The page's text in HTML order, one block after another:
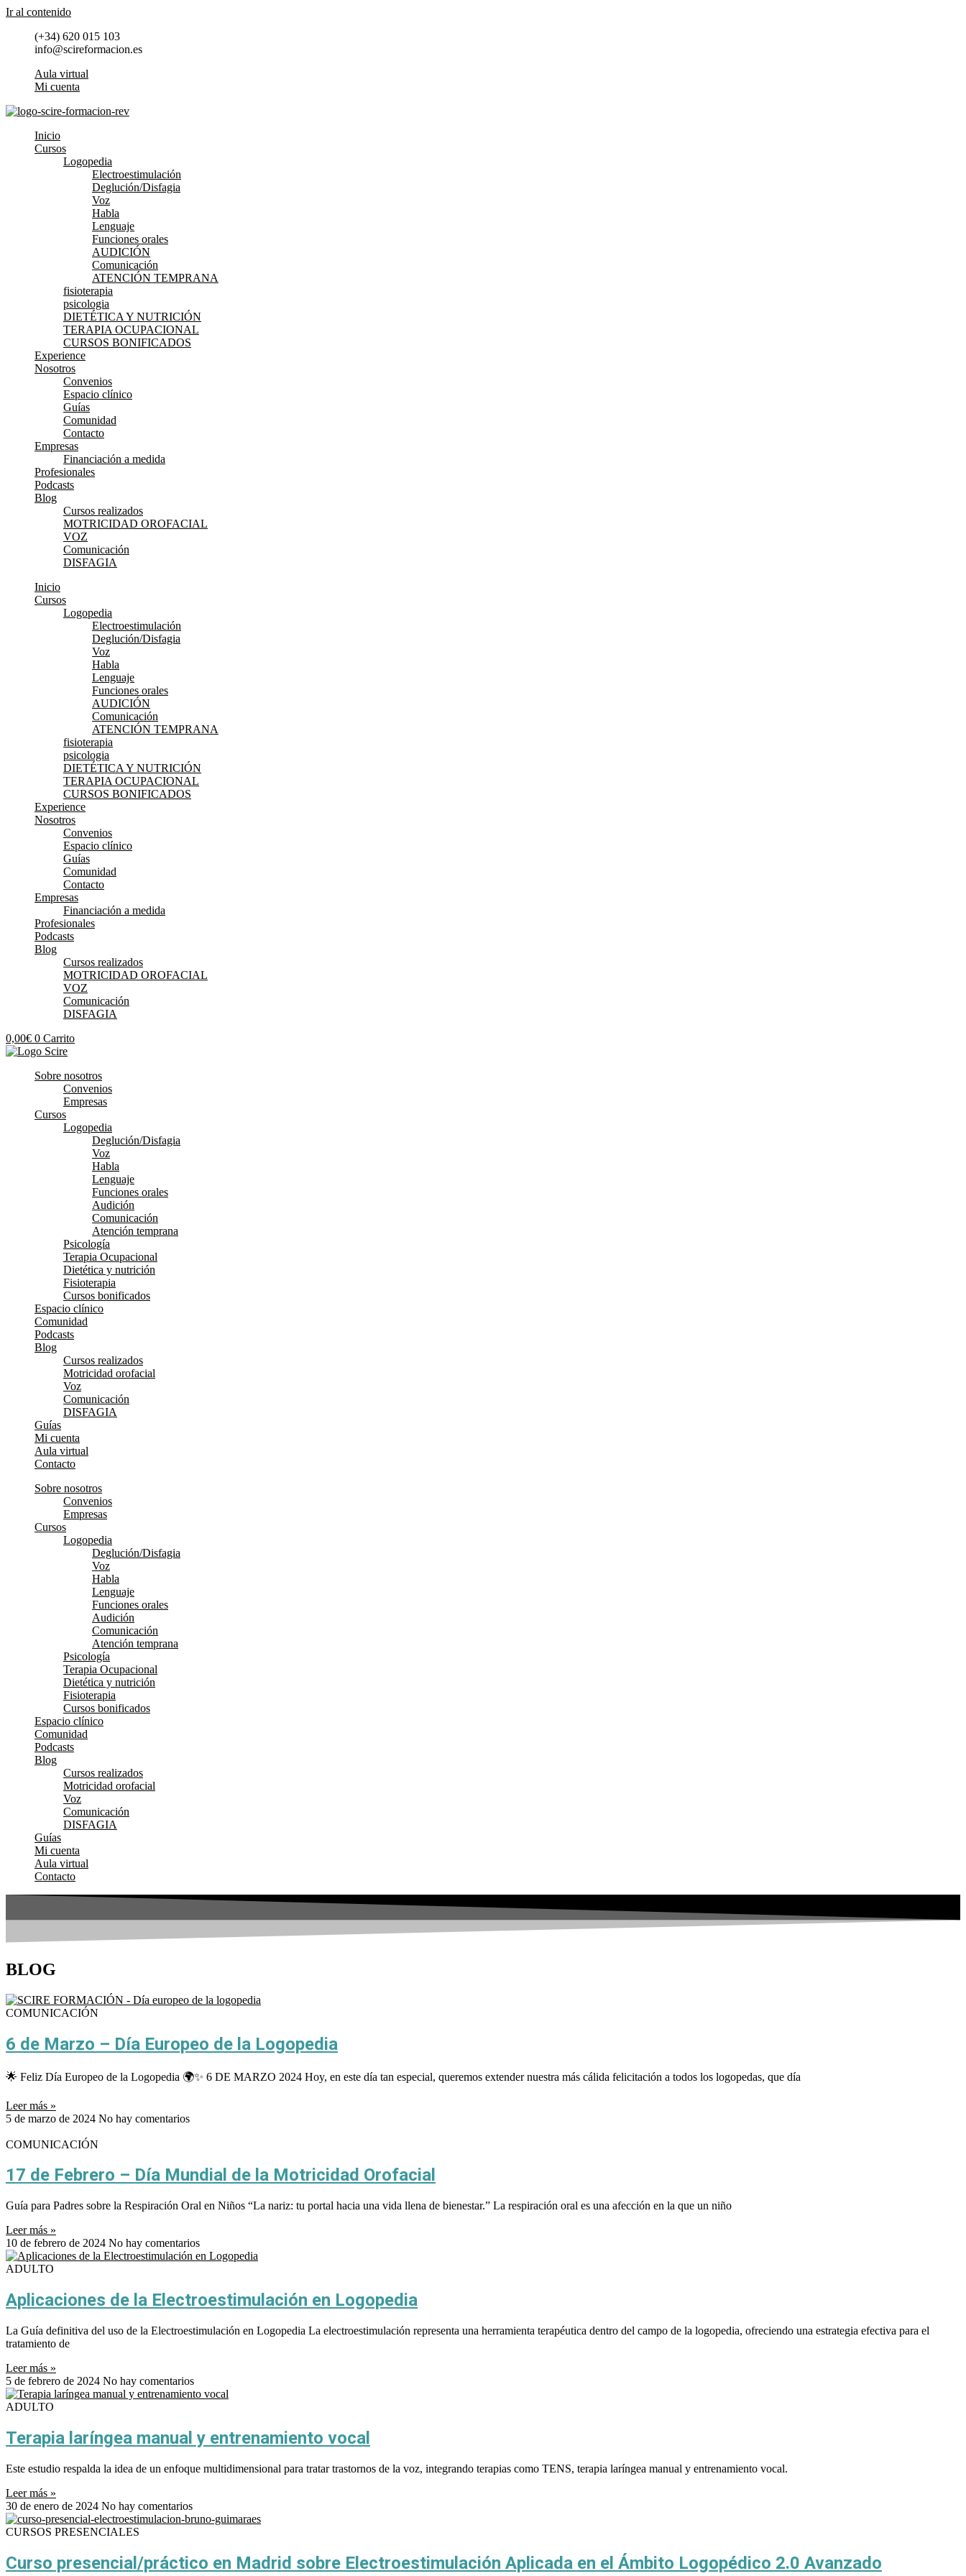
Ir al contenido
(+34) 620 015 103
info@scireformacion.es
Aula virtual
Mi cuenta
Inicio
Cursos
Logopedia
Electroestimulación
Deglución/Disfagia
Voz
Habla
Lenguaje
Funciones orales
AUDICIÓN
Comunicación
ATENCIÓN TEMPRANA
fisioterapia
psicologia
DIETÉTICA Y NUTRICIÓN
TERAPIA OCUPACIONAL
CURSOS BONIFICADOS
Experience
Nosotros
Convenios
Espacio clínico
Guías
Comunidad
Contacto
Empresas
Financiación a medida
Profesionales
Podcasts
Blog
Cursos realizados
MOTRICIDAD OROFACIAL
VOZ
Comunicación
DISFAGIA
Inicio
Cursos
Logopedia
Electroestimulación
Deglución/Disfagia
Voz
Habla
Lenguaje
Funciones orales
AUDICIÓN
Comunicación
ATENCIÓN TEMPRANA
fisioterapia
psicologia
DIETÉTICA Y NUTRICIÓN
TERAPIA OCUPACIONAL
CURSOS BONIFICADOS
Experience
Nosotros
Convenios
Espacio clínico
Guías
Comunidad
Contacto
Empresas
Financiación a medida
Profesionales
Podcasts
Blog
Cursos realizados
MOTRICIDAD OROFACIAL
VOZ
Comunicación
DISFAGIA
0,00€ 0 Carrito
Sobre nosotros
Convenios
Empresas
Cursos
Logopedia
Deglución/Disfagia
Voz
Habla
Lenguaje
Funciones orales
Audición
Comunicación
Atención temprana
Psicología
Terapia Ocupacional
Dietética y nutrición
Fisioterapia
Cursos bonificados
Espacio clínico
Comunidad
Podcasts
Blog
Cursos realizados
Motricidad orofacial
Voz
Comunicación
DISFAGIA
Guías
Mi cuenta
Aula virtual
Contacto
Sobre nosotros
Convenios
Empresas
Cursos
Logopedia
Deglución/Disfagia
Voz
Habla
Lenguaje
Funciones orales
Audición
Comunicación
Atención temprana
Psicología
Terapia Ocupacional
Dietética y nutrición
Fisioterapia
Cursos bonificados
Espacio clínico
Comunidad
Podcasts
Blog
Cursos realizados
Motricidad orofacial
Voz
Comunicación
DISFAGIA
Guías
Mi cuenta
Aula virtual
Contacto
BLOG
COMUNICACIÓN
6 de Marzo – Día Europeo de la Logopedia
🌟 Feliz Día Europeo de la Logopedia 🌍✨ 6 DE MARZO 2024 Hoy, en este día tan especial, queremos extender nuestra más cálida felicitación a todos los logopedas, que día
Leer más »
5 de marzo de 2024 No hay comentarios
COMUNICACIÓN
17 de Febrero – Día Mundial de la Motricidad Orofacial
Guía para Padres sobre la Respiración Oral en Niños “La nariz: tu portal hacia una vida llena de bienestar.” La respiración oral es una afección en la que un niño
Leer más »
10 de febrero de 2024 No hay comentarios
ADULTO
Aplicaciones de la Electroestimulación en Logopedia
La Guía definitiva del uso de la Electroestimulación en Logopedia La electroestimulación representa una herramienta terapéutica dentro del campo de la logopedia, ofreciendo una estrategia efectiva para el
tratamiento de
Leer más »
5 de febrero de 2024 No hay comentarios
ADULTO
Terapia laríngea manual y entrenamiento vocal
Este estudio respalda la idea de un enfoque multidimensional para tratar trastornos de la voz, integrando terapias como TENS, terapia laríngea manual y entrenamiento vocal.
Leer más »
30 de enero de 2024 No hay comentarios
CURSOS PRESENCIALES
Curso presencial/práctico en Madrid sobre Electroestimulación Aplicada en el Ámbito Logopédico 2.0 Avanzado